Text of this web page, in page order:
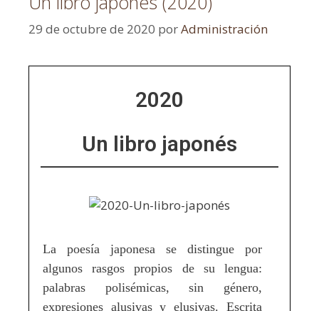
29 de octubre de 2020 porAdministración
2020
Un libro japonés
La poesía japonesa se distingue por
algunos rasgos propios de su lengua:
palabras polisémicas, sin género,
expresiones alusivas y elusivas. Escrita